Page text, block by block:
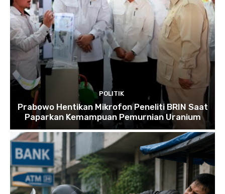
POLITIK
Prabowo Hentikan Mikrofon Peneliti BRIN Saat
Paparkan Kemampuan Pemurnian Uranium